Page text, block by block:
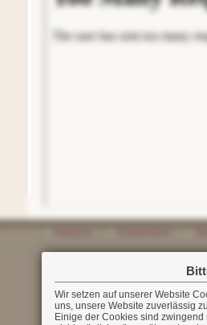
Wir setzen auf unserer Website Cookies ein. Cookies sind nichts Böses und helfen
uns, unsere Website zuverlässig
Einige der Cookies sind